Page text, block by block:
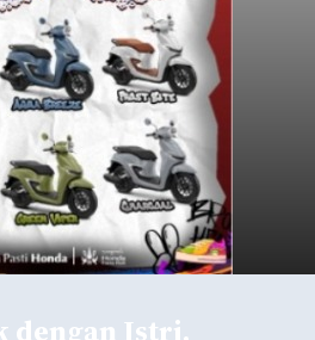
dengan Istri,